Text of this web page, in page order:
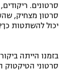
סרטונים.
סרטון מצחיק,
יכול להשתטות
בזמנו הייתה
סרטוני הטיקטוק